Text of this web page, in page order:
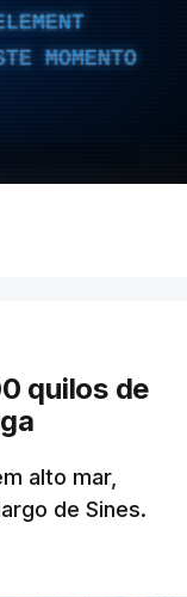
MOMENTO
quilos de
alto mar,
de Sines.